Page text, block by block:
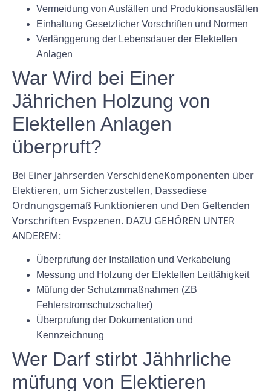
Vermeidung von Ausfällen und Produkionsausfällen
Einhaltung Gesetzlicher Vorschriften und Normen
Verlänggerung der Lebensdauer der Elektellen
Anlagen
War Wird bei Einer
Jährichen Holzung von
Elektellen Anlagen
überpruft?
Bei Einer Jährserden VerschideneKomponenten über
Elektieren, um Sicherzustellen, Dassediese
Ordnungsgemäß Funktionieren und Den Geltenden
Vorschriften Evspzenen. DAZU GEHÖREN UNTER
ANDEREM:
Überprufung der Installation und Verkabelung
Messung und Holzung der Elektellen Leitfähigkeit
Müfung der Schutzmmaßnahmen (ZB
Fehlerstromschutzschalter)
Überprufung der Dokumentation und
Kennzeichnung
Wer Darf stirbt Jähhrliche
müfung von Elektieren